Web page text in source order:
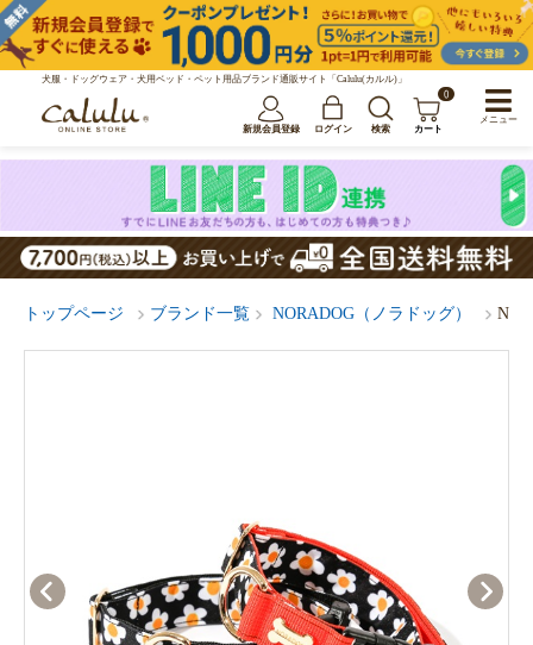
犬服・ドッグウェア・犬用ベッド・ペット用品ブランド通販サイト「Calulu(カルル)」
新規会員登録 ログイン 検索
0
カート
トップページ ブランド一覧 NORADOG（ノラドッグ）
メニュー